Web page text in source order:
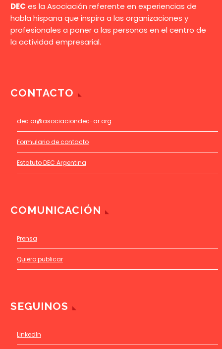
DEC es la Asociación referente en experiencias de
habla hispana que inspira a las organizaciones y
profesionales a poner a las personas en el centro de
la actividad empresarial.
CONTACTO
dec.ar@asociaciondec-ar.org
Formulario de contacto
Estatuto DEC Argentina
COMUNICACIÓN
Prensa
Quiero publicar
SEGUINOS
LinkedIn